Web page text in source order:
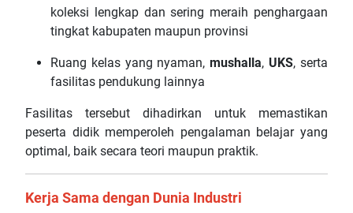
koleksi lengkap dan sering meraih penghargaan
tingkat kabupaten maupun provinsi
Ruang kelas yang nyaman,mushalla, UKS, serta
fasilitas pendukung lainnya
Fasilitas tersebut dihadirkan untuk memastikan
peserta didik memperoleh pengalaman belajar yang
optimal, baik secara teori maupun praktik.
Kerja Sama dengan Dunia Industri